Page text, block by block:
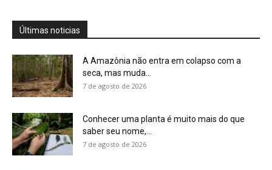
Filhotes de tartaruga-da-amazônia vocalizam
7 de agosto de 2026
7 de agosto de 2026